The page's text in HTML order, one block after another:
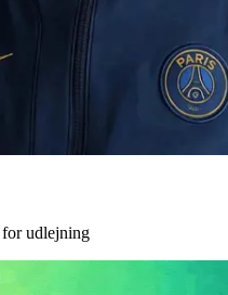
udlejning